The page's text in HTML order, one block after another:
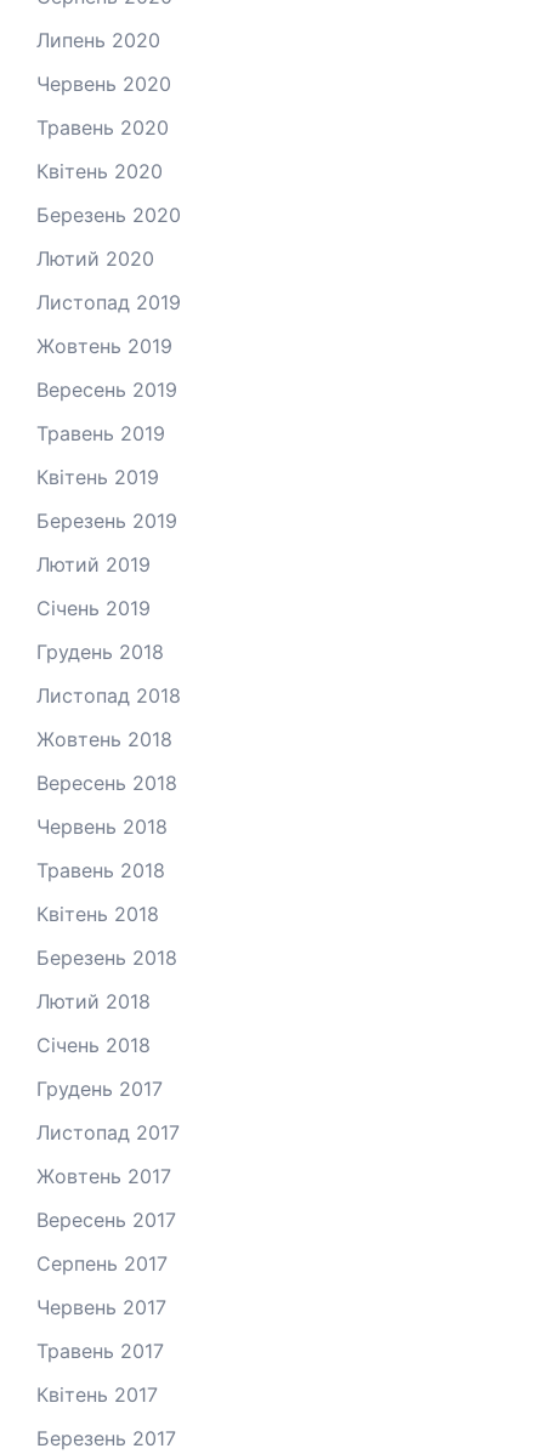
Липень 2020
Червень 2020
Травень 2020
Квітень 2020
Березень 2020
Лютий 2020
Листопад 2019
Жовтень 2019
Вересень 2019
Травень 2019
Квітень 2019
Березень 2019
Лютий 2019
Січень 2019
Грудень 2018
Листопад 2018
Жовтень 2018
Вересень 2018
Червень 2018
Травень 2018
Квітень 2018
Березень 2018
Лютий 2018
Січень 2018
Грудень 2017
Листопад 2017
Жовтень 2017
Вересень 2017
Серпень 2017
Червень 2017
Травень 2017
Квітень 2017
Березень 2017